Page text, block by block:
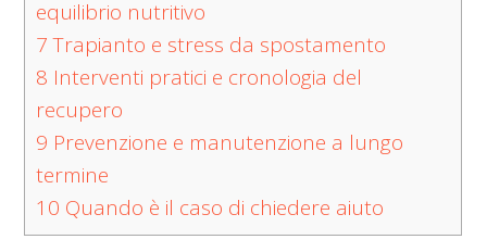
equilibrio nutritivo
7Trapianto e stress da spostamento
8 Interventi pratici e cronologia del
recupero
9 Prevenzione e manutenzione a lungo
termine
10 Quando è il caso di chiedere aiuto